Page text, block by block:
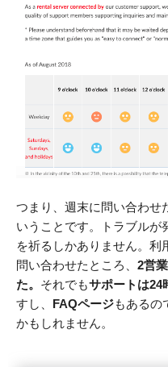
つまり、週末に問い合わせ
いうことです。トラブルが
を祈るしかありません。利
問い合わせたところ、 2営
た。 それでもサポートは24
すし、 FAQページもあるの
かもしれません。